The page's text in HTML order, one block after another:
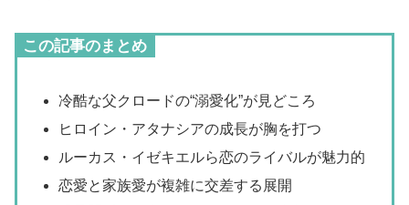
この記事のまとめ
冷酷な父クロードの“溺愛化”が見どころ
ヒロイン・アタナシアの成長が胸を打つ
ルーカス・イゼキエルら恋のライバルが魅力的
恋愛と家族愛が複雑に交差する展開